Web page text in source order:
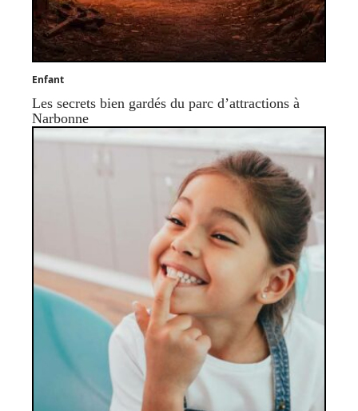
Enfant
Les secrets bien gardés du parc d’attractions à
Narbonne